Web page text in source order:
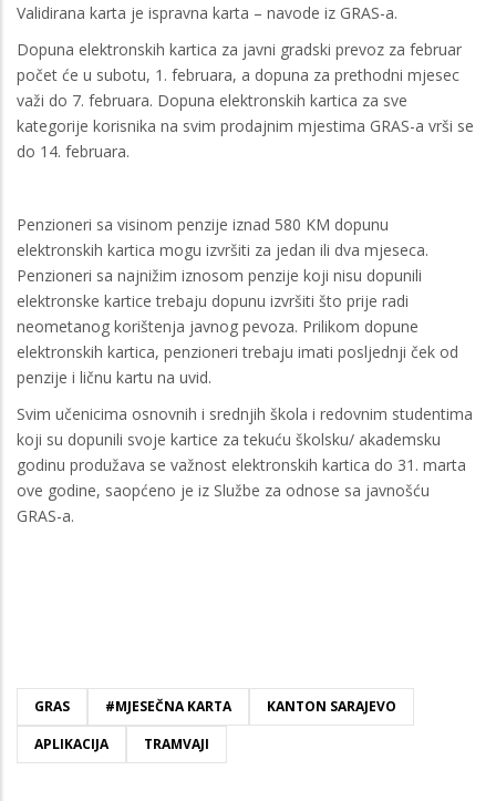
Validirana karta je ispravna karta – navode iz GRAS-a.
Dopuna elektronskih kartica za javni gradski prevoz za februar
počet će u subotu, 1. februara, a dopuna za prethodni mjesec
važi do 7. februara. Dopuna elektronskih kartica za sve
kategorije korisnika na svim prodajnim mjestima GRAS-a vrši se
do 14. februara.
Penzioneri sa visinom penzije iznad 580 KM dopunu
elektronskih kartica mogu izvršiti za jedan ili dva mjeseca.
Penzioneri sa najnižim iznosom penzije koji nisu dopunili
elektronske kartice trebaju dopunu izvršiti što prije radi
neometanog korištenja javnog pevoza. Prilikom dopune
elektronskih kartica, penzioneri trebaju imati posljednji ček od
penzije i ličnu kartu na uvid.
Svim učenicima osnovnih i srednjih škola i redovnim studentima
koji su dopunili svoje kartice za tekuću školsku/ akademsku
godinu produžava se važnost elektronskih kartica do 31. marta
ove godine, saopćeno je iz Službe za odnose sa javnošću
GRAS-a.
GRAS #MJESEČNA KARTA
KANTON SARAJEVO
APLIKACIJA
TRAMVAJI